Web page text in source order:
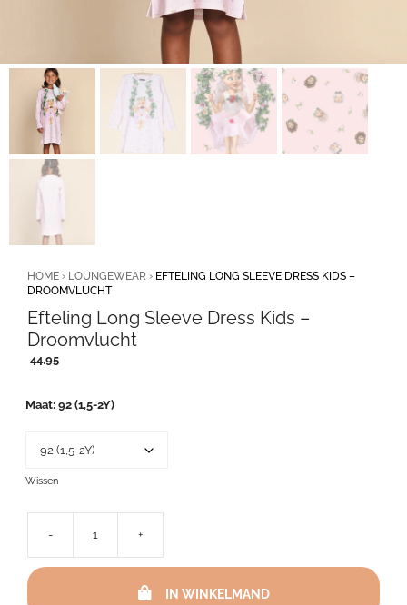
HOME › LOUNGEWEAR › EFTELING LONG SLEEVE DRESS KIDS –
DROOMVLUCHT
Efteling Long Sleeve Dress Kids –
Droomvlucht
44,95
Maat 92 (1,5-2Y)
Wissen
-
Long
Dress
+
IN WINKELMAND